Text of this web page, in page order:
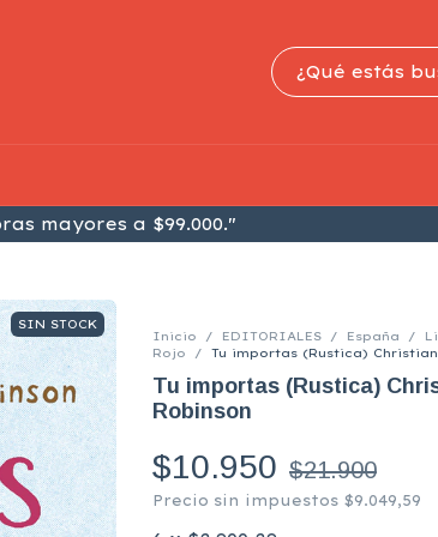
mayores a $99.000."
SIN STOCK
Inicio / EDITORIALES / España /
Rojo
/ Tu importas (Rustica)
Tu importas (Rustica)
Robinson
$10.950 $21.900
Precio sin impuestos $9.049,59